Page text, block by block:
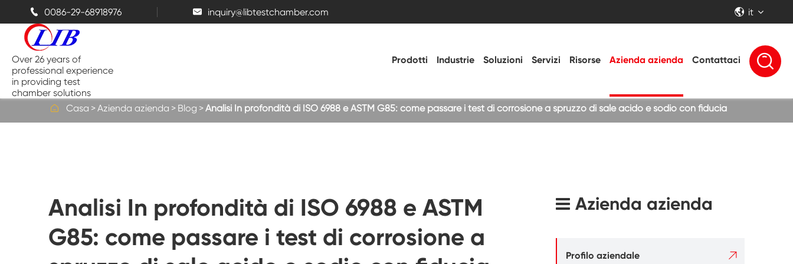
 0086-29-68918976  inquiry@libtestchamber.com  it
Over 26 years of
professional experience
in providing test
chamber solutions
Prodotti
Camere termiche
Camere a spruzzo di sale
Camera di vibrazione
Camera di prova ad alta bassa temperatura
Industrie Soluzioni Servizi Risorse Azienda azienda Contattaci 
 Casa Azienda azienda Blog Analisi In profondità di ISO 6988 e ASTM G85: come passare i test di corrosione a spruzzo di sale acido e sodio con fiducia
Analisi In profondità di ISO 6988 e ASTM
G85: come passare i test di corrosione a
Azienda azienda
Profilo aziendale 